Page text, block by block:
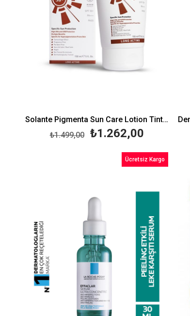
Solante Pigmenta Sun Care Lotion Tinted SPF50 150 ml
₺1.262,00
₺1.499,00
Ücretsiz Kargo